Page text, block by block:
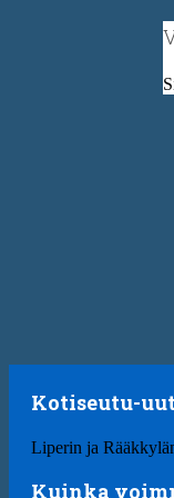
Kotiseutu-
Liperin ja
Kuinka